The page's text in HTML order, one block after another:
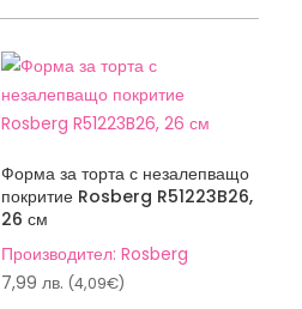
Форма за торта с незалепващо
покритие Rosberg R51223B26,
26 см
Производител: Rosberg
7,99лв. (4,09€)